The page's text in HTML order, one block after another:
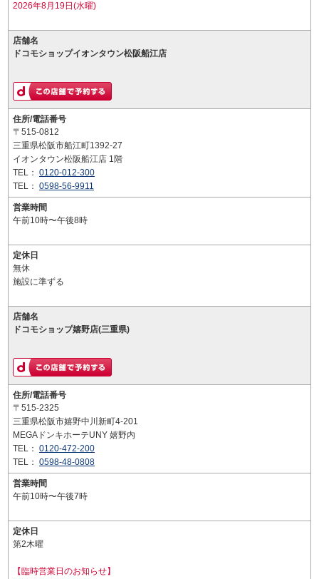
2026年8月19日(水曜)
店舗名
ドコモショップイオンタウン松阪船江店
住所/電話番号
〒515-0812
三重県松阪市船江町1392-27
イオンタウン松阪船江店 1階
TEL： 0120-012-300
TEL： 0598-56-9911
営業時間
午前10時〜午後8時
定休日
無休
施設に準ずる
店舗名
ドコモショップ嬉野店(三重県)
住所/電話番号
〒515-2325
三重県松阪市嬉野中川新町4-201
MEGAドンキホーテUNY 嬉野内
TEL： 0120-472-200
TEL： 0598-48-0808
営業時間
午前10時〜午後7時
定休日
第2木曜
【臨時営業日のお知らせ】